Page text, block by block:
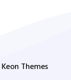
Keon Themes